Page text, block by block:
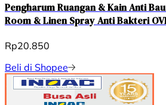
Pengharum Ruangan & Kain Anti
Room & Linen Spray Anti Bakteri
Rp20.850
Beli di Shopee